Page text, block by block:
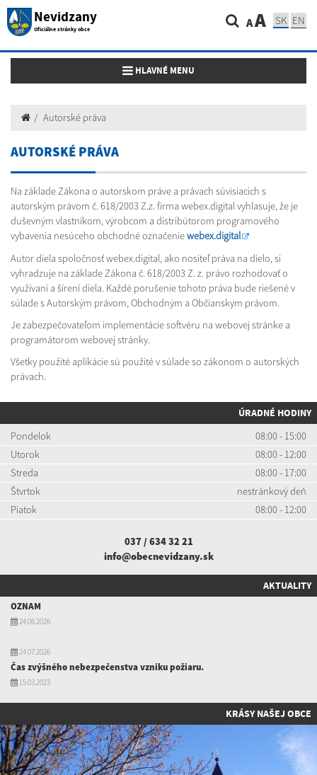
Nevidzany
Oficiálne stránky obce AA SK EN
Toggle navigation
HLAVNÉ MENU
Autorské práva
AUTORSKÉ PRÁVA
Na základe Zákona o autorskom práve a právach súvisiacich s
autorským právom č. 618/2003 Z.z. firma webex.digital vyhlasuje, že je
duševným vlastníkom, výrobcom a distribútorom programového
vybavenia nesúceho obchodné označeniewebex.digital
Autor diela spoločnosť webex.digital, ako nositeľ práva na dielo, si
vyhradzuje na základe Zákona č. 618/2003 Z. z. právo rozhodovať o
využívaní a šírení diela. Každé porušenie tohoto práva bude riešené v
súlade s Autorským právom, Obchodným a Občianskym právom.
Je zabezpečovateľom implementácie softvéru na webovej stránke a
programátorom webovej stránky.
Všetky použité aplikácie sú použité v súlade so zákonom o autorských
právach.
ÚRADNÉ HODINY
Pondelok
08:00 - 15:00
Utorok
08:00 - 12:00
Streda
08:00 - 17:00
Štvrtok
nestránkový deň
Piatok
08:00 - 12:00
037 / 634 32 21
info@obecnevidzany.sk
AKTUALITY
OZNAM
24.06.2026
24.07.2026
Čas zvýšného nebezpečenstva vzniku požiaru.
15.03.2023
KRÁSY NAŠEJ OBCE